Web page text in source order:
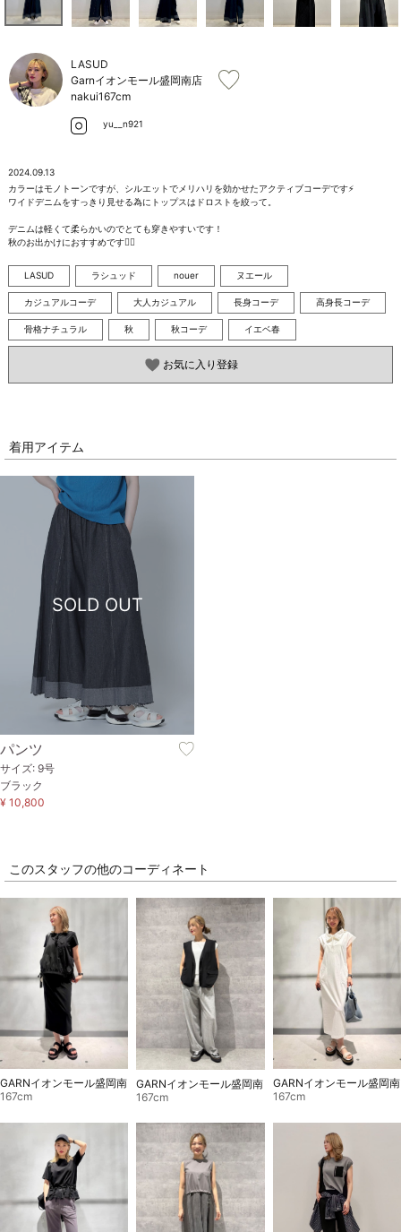
LASUD
Garnイオンモール盛岡南店
nakui167cm
yu__n921
2024.09.13
カラーはモノトーンですが、シルエットでメリハリを効かせたアクティブコーデです⚡️
ワイドデニムをすっきり見せる為にトップスはドロストを絞って。
デニムは軽くて柔らかいのでとても穿きやすいです！
秋のお出かけにおすすめです🙆‍♀️
LASUD ラシュッド nouer ヌエール
カジュアルコーデ 大人カジュアル 長身コーデ 高身長コーデ
骨格ナチュラル 秋 秋コーデ イエベ春
お気に入り登録
着用アイテム
SOLD OUT
パンツ
サイズ: 9号
ブラック
¥ 10,800
このスタッフの他のコーディネート
GARNイオンモール盛岡南
167cm
GARNイオンモール盛岡南
167cm
GARNイオンモール盛岡南
167cm